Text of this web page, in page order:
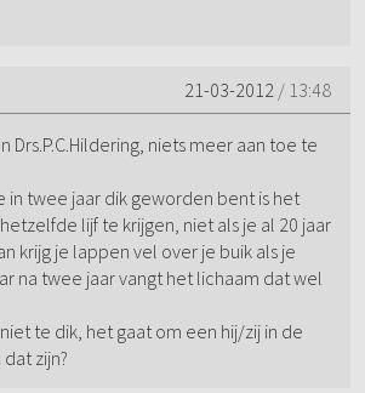
21-03-2012 / 13:48
Drs.P.C.Hildering, niets meer aan toe te
in twee jaar dik geworden bent is het
lijf te krijgen, niet als je al 20 jaar
krijg je lappen vel over je buik als je
na twee jaar vangt het lichaam dat wel
te dik, het gaat om een hij/zij in de
zijn?